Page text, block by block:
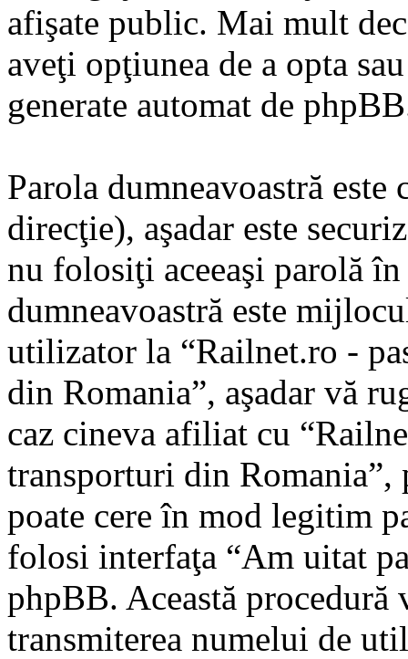
afişate public. Mai mult
aveţi opţiunea de a opta
generate automat de
Parola dumneavoastră
direcţie), aşadar este
nu folosiţi aceeaşi parolă
dumneavoastră este
utilizator la “Railnet.ro -
din Romania”, aşadar vă
caz cineva afiliat cu
transporturi din Romania”,
poate cere în mod legitim
folosi interfaţa “Am uitat
phpBB. Această procedură
transmiterea numelui de